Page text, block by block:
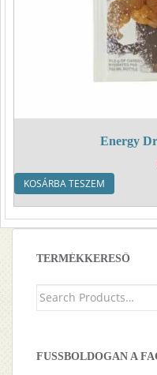
Energy
KOSÁRBA TESZEM
TERMÉKKERESŐ
Keresés
FUSSBOLDOGAN A